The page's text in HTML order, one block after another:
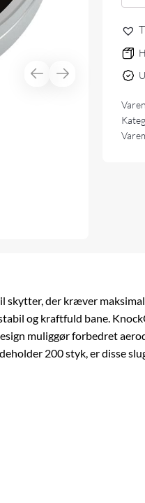
.216
MKII
stk
skytter, der kræver
og kraftfuld bane.
muliggør forbedret
200 styk, er disse